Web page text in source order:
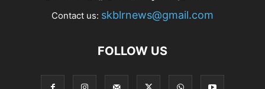
Contact us: skblrnews@gmail.com
FOLLOW US